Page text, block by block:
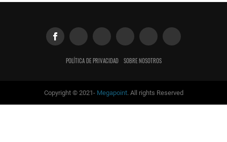
POLÍTICA DE PRIVACIDAD SOBRE NOSOTROS
Copyright © 2021- Megapoint. All rights Reserved